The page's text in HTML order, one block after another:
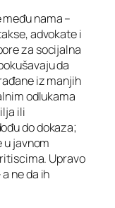
nama –
advokate i
za socijalna
da
iz manjih
odlukama
ili
do dokaza;
u javnom
Upravo
ne da ih